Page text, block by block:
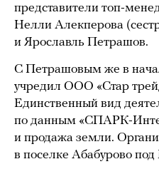
представители топ-
Нелли Алекперова
и Ярославль Петрашов.
С Петрашовым же в
учредил ООО «Стар
Единственный вид
по данным «СПАРК-
и продажа земли.
в поселке Абабурово